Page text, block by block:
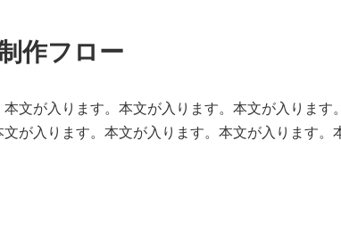
作フロー
文が入ります。本文が入ります。本文が入りま
が入ります。本文が入ります。本文が入ります